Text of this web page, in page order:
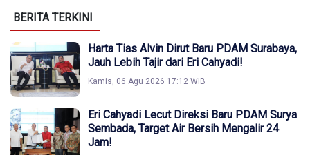
BERITA TERKINI
Harta Tias Alvin Dirut Baru PDAM Surabaya,
Jauh Lebih Tajir dari Eri Cahyadi!
Kamis, 06 Agu 2026 17:12 WIB
Eri Cahyadi Lecut Direksi Baru PDAM Surya
Sembada, Target Air Bersih Mengalir 24
Jam!